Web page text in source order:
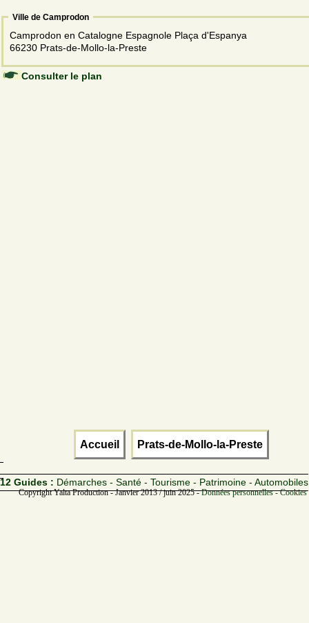
Ville de Camprodon
Camprodon en Catalogne Espagnole Plaça d'Espanya
66230 Prats-de-Mollo-la-Preste
Consulter le plan
Accueil Prats-de-Mollo-la-Preste
12 Guides : Démarches - Santé - Tourisme - Patrimoine - Automobiles
Copyright Yalta Production - Janvier 2013 / juin 2025 -Données personnelles -